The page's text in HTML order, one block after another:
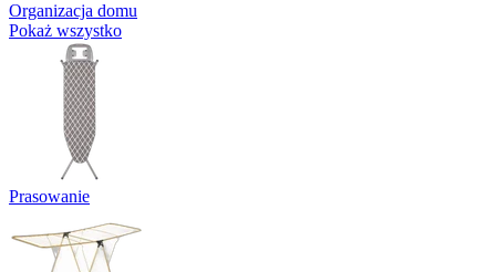
Organizacja domu
Pokaż wszystko
Prasowanie